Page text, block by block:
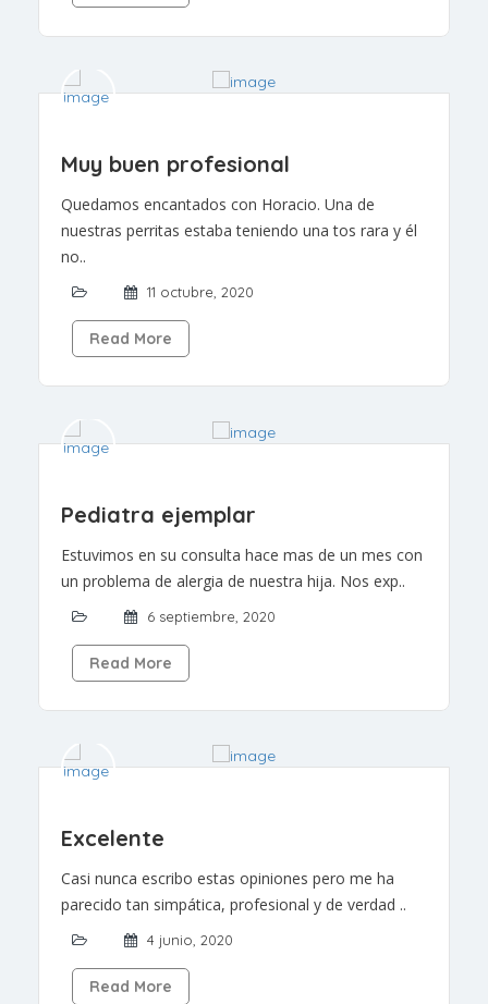
Muy buen profesional
Quedamos encantados con Horacio. Una de
nuestras perritas estaba teniendo una tos rara y él
no..
11 octubre, 2020
Read More
Pediatra ejemplar
Estuvimos en su consulta hace mas de un mes con
un problema de alergia de nuestra hija. Nos exp..
6 septiembre, 2020
Read More
Excelente
Casi nunca escribo estas opiniones pero me ha
parecido tan simpática, profesional y de verdad ..
4 junio, 2020
Read More